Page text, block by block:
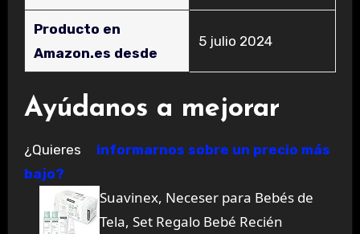
Producto en
Amazon.es desde
5 julio 2024
Ayúdanos a mejorar
¿Quieres
informarnos sobre un precio más
bajo?
Suavinex, Neceser para Bebés de
Tela, Set Regalo Bebé Recién